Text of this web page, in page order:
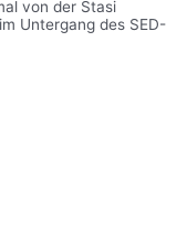
von der Stasi
Untergang des SED-